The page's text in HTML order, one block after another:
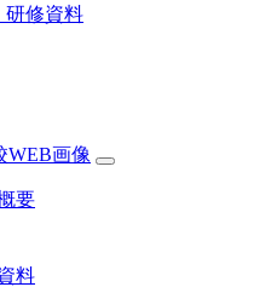
研修資料
要
料